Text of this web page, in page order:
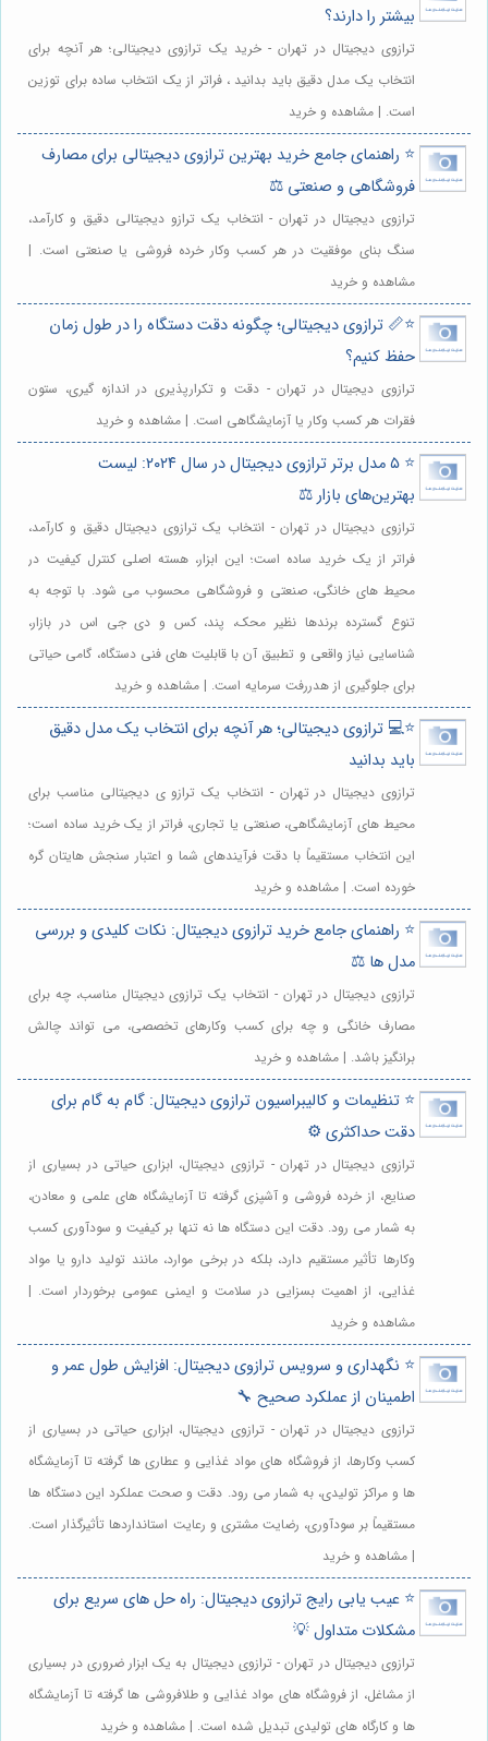
بیشتر را دارند؟
ترازوی دیجیتال در تهران - خرید یک ترازوی دیجیتالی؛ هر آنچه برای
انتخاب یک مدل دقیق باید بدانید ، فراتر از یک انتخاب ساده برای توزین
است. | مشاهده و خرید
⭐️ راهنمای جامع خرید بهترین ترازوی دیجیتالی برای مصارف
فروشگاهی و صنعتی ⚖️
ترازوی دیجیتال در تهران - انتخاب یک ترازو دیجیتالی دقیق و کارآمد،
سنگ بنای موفقیت در هر کسب وکار خرده فروشی یا صنعتی است. |
مشاهده و خرید
⭐️📏 ترازوی دیجیتالی؛ چگونه دقت دستگاه را در طول زمان
حفظ کنیم؟
ترازوی دیجیتال در تهران - دقت و تکرارپذیری در اندازه گیری، ستون
فقرات هر کسب وکار یا آزمایشگاهی است. | مشاهده و خرید
⭐️ ۵ مدل برتر ترازوی دیجیتال در سال ۲۰۲۴: لیست
بهترین‌های بازار ⚖️
ترازوی دیجیتال در تهران - انتخاب یک ترازوی دیجیتال دقیق و کارآمد،
فراتر از یک خرید ساده است؛ این ابزار، هسته اصلی کنترل کیفیت در
محیط های خانگی، صنعتی و فروشگاهی محسوب می شود. با توجه به
تنوع گسترده برندها نظیر محک، پند، کس و دی جی اس در بازار،
شناسایی نیاز واقعی و تطبیق آن با قابلیت های فنی دستگاه، گامی حیاتی
برای جلوگیری از هدررفت سرمایه است. | مشاهده و خرید
⭐️💻 ترازوی دیجیتالی؛ هر آنچه برای انتخاب یک مدل دقیق
باید بدانید
ترازوی دیجیتال در تهران - انتخاب یک ترازو ی دیجیتالی مناسب برای
محیط های آزمایشگاهی، صنعتی یا تجاری، فراتر از یک خرید ساده است؛
این انتخاب مستقیماً با دقت فرآیندهای شما و اعتبار سنجش هایتان گره
خورده است. | مشاهده و خرید
⭐️ راهنمای جامع خرید ترازوی دیجیتال: نکات کلیدی و بررسی
مدل ها ⚖️
ترازوی دیجیتال در تهران - انتخاب یک ترازوی دیجیتال مناسب، چه برای
مصارف خانگی و چه برای کسب وکارهای تخصصی، می تواند چالش
برانگیز باشد. | مشاهده و خرید
⭐️ تنظیمات و کالیبراسیون ترازوی دیجیتال: گام به گام برای
دقت حداکثری ⚙️
ترازوی دیجیتال در تهران - ترازوی دیجیتال، ابزاری حیاتی در بسیاری از
صنایع، از خرده فروشی و آشپزی گرفته تا آزمایشگاه های علمی و معادن،
به شمار می رود. دقت این دستگاه ها نه تنها بر کیفیت و سودآوری کسب
وکارها تأثیر مستقیم دارد، بلکه در برخی موارد، مانند تولید دارو یا مواد
غذایی، از اهمیت بسزایی در سلامت و ایمنی عمومی برخوردار است. |
مشاهده و خرید
⭐️ نگهداری و سرویس ترازوی دیجیتال: افزایش طول عمر و
اطمینان از عملکرد صحیح 🔧
ترازوی دیجیتال در تهران - ترازوی دیجیتال، ابزاری حیاتی در بسیاری از
کسب وکارها، از فروشگاه های مواد غذایی و عطاری ها گرفته تا آزمایشگاه
ها و مراکز تولیدی، به شمار می رود. دقت و صحت عملکرد این دستگاه ها
مستقیماً بر سودآوری، رضایت مشتری و رعایت استانداردها تأثیرگذار است.
| مشاهده و خرید
⭐️ عیب یابی رایج ترازوی دیجیتال: راه حل های سریع برای
مشکلات متداول 💡
ترازوی دیجیتال در تهران - ترازوی دیجیتال به یک ابزار ضروری در بسیاری
از مشاغل، از فروشگاه های مواد غذایی و طلافروشی ها گرفته تا آزمایشگاه
ها و کارگاه های تولیدی تبدیل شده است. | مشاهده و خرید